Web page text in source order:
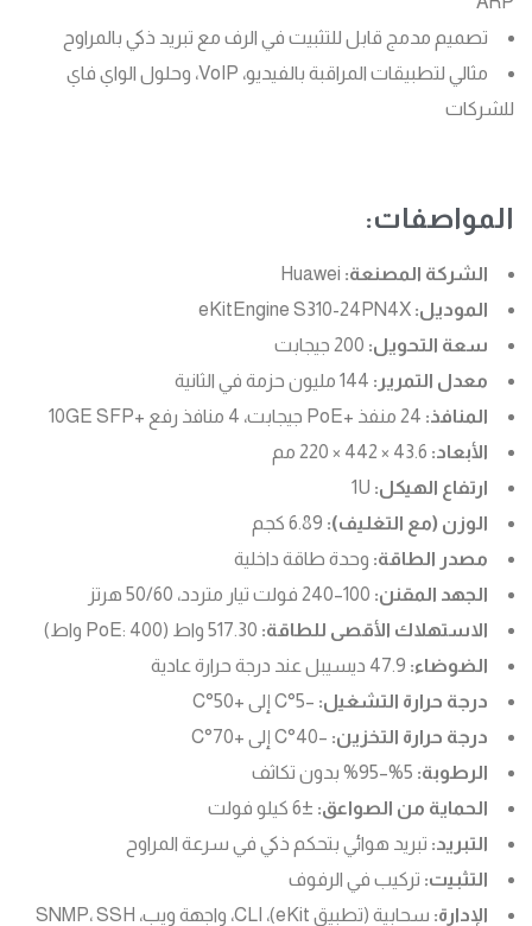
تصميم مدمج قابل للتثبيت في الرف مع تبريد ذكي بالمراوح
مثالي لتطبيقات المراقبة بالفيديو، VoIP، وحلول الواي فاي
للشركات
المواصفات:
الشركة المصنعة:
الموديل:
سعة التحويل:
معدل التمرير:
المنافذ:
الأبعاد:
ارتفاع الهيكل:
الوزن (مع التغليف):
مصدر الطاقة: وحدة طاقة داخلية
الجهد المقنن:
الاستهلاك الأقصى للطاقة:
الضوضاء:
درجة حرارة التشغيل: –5°C إلى +50°C
درجة حرارة التخزين: –40°C إلى +70°C
الرطوبة:
الحماية من الصواعق: ±6 كيلو فولت
التبريد: تبريد هوائي بتحكم ذكي في سرعة المراوح
التثبيت: تركيب في الرفوف
الإدارة: سحابية (تطبيق eKit)، CLI، واجهة ويب، SNMP، SSH